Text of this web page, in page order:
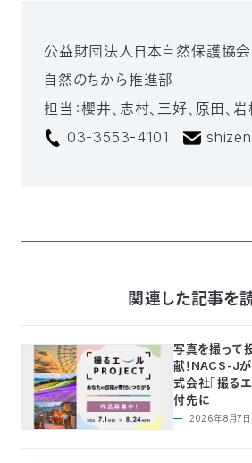
公益財団法人日本自然保護協
自然のちから推進部
担当：櫻井、志村、三好、原田、
03-3553-4101
関連した記事を
写真を撮って
献！NACS-J
式会社「撮る
付先に
2026年8月7日